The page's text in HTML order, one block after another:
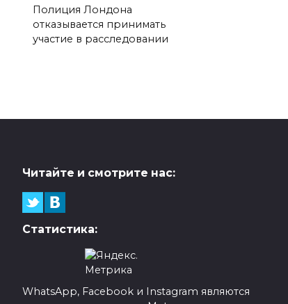
Полиция Лондона
отказывается принимать
участие в расследовании
Читайте и смотрите нас:
Статистика:
WhatsApp, Facebook и Instagram являются